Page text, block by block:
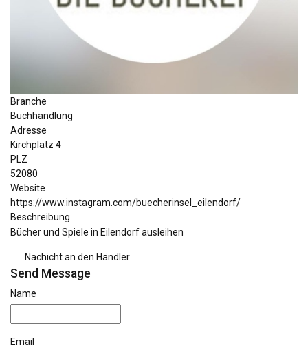
Branche
Buchhandlung
Adresse
Kirchplatz 4
PLZ
52080
Website
https://www.instagram.com/buecherinsel_eilendorf/
Beschreibung
Bücher und Spiele in Eilendorf ausleihen
Nachicht an den Händler
Send Message
Name
Email